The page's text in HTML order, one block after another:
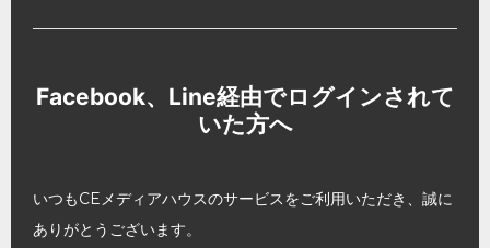
Facebook、Line経由でログインされて
いた方へ
いつもCEメディアハウスのサービスをご利用いただき、誠に
ありがとうございます。